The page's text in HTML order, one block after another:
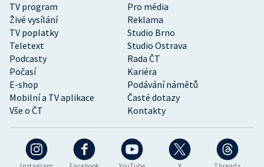
TV program
Pro média
Živé vysílání
Reklama
TV poplatky
Studio Brno
Teletext
Studio Ostrava
Podcasty
Rada ČT
Počasí
Kariéra
E-shop
Podávání námětů
Mobilní a TV aplikace
Časté dotazy
Vše o ČT
Kontakty